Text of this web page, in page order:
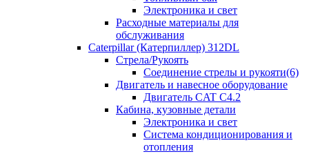
Электроника и свет
Расходные материалы для
обслуживания
Caterpillar (Катерпиллер) 312DL
Стрела/Рукоять
Соединение стрелы и рукояти(6)
Двигатель и навесное оборудование
Двигатель CAT С4.2
Кабина, кузовные детали
Электроника и свет
Система кондиционирования и
отопления